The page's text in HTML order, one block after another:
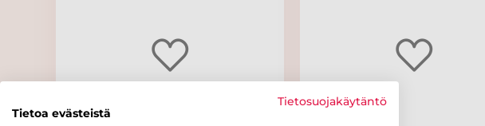
Tietosuojakäytäntö
Tietoa evästeistä